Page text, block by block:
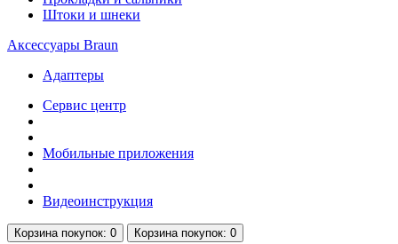
Штоки и шнеки
Аксессуары Braun
Адаптеры
Сервис центр
Мобильные приложения
Видеоинструкция
Корзинапокупок: 0 Корзинапокупок: 0